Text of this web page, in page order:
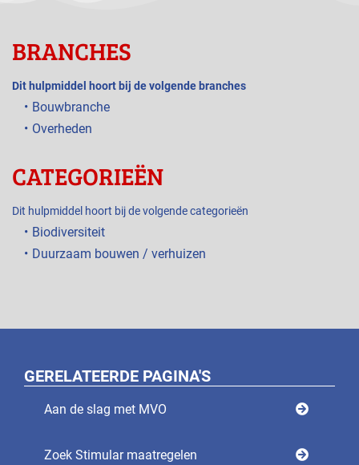
BRANCHES
Dit hulpmiddel hoort bij de volgende branches
Bouwbranche
Overheden
CATEGORIEËN
Dit hulpmiddel hoort bij de volgende categorieën
Biodiversiteit
Duurzaam bouwen / verhuizen
GERELATEERDE PAGINA'S
Aan de slag met MVO
Zoek Stimular maatregelen